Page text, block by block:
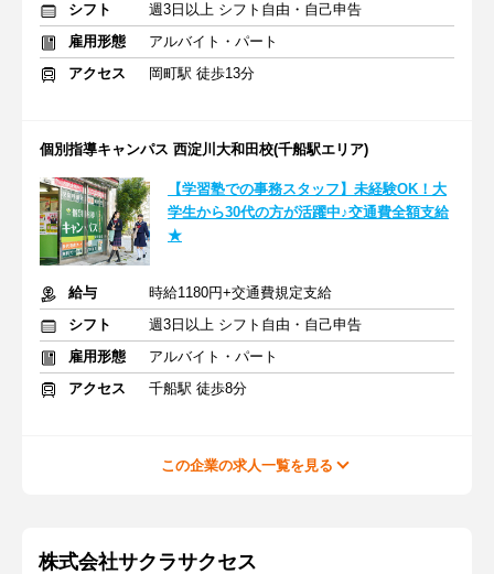
シフト
週3日以上 シフト自由・自己申告
雇用形態
アルバイト・パート
アクセス
岡町駅 徒歩13分
個別指導キャンパス 西淀川大和田校(千船駅エリア)
【学習塾での事務スタッフ】未経験OK！大
学生から30代の方が活躍中♪交通費全額支給
★
給与
時給1180円+交通費規定支給
シフト
週3日以上 シフト自由・自己申告
雇用形態
アルバイト・パート
アクセス
千船駅 徒歩8分
この企業の求人一覧を見る
株式会社サクラサクセス